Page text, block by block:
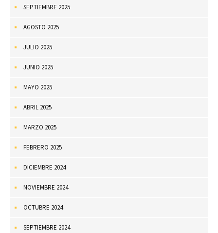
SEPTIEMBRE 2025
AGOSTO 2025
JULIO 2025
JUNIO 2025
MAYO 2025
ABRIL 2025
MARZO 2025
FEBRERO 2025
DICIEMBRE 2024
NOVIEMBRE 2024
OCTUBRE 2024
SEPTIEMBRE 2024